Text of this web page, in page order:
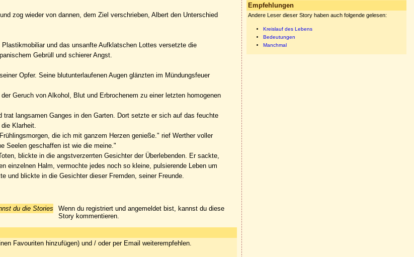
zog wieder von dannen, dem Ziel verschrieben, Albert den Unterschied
und das unsanfte Aufklatschen Lottes versetzte die
Gebrüll und schierer Angst.
Opfer. Seine blutunterlaufenen Augen glänzten im Mündungsfeuer
Geruch von Alkohol, Blut und Erbrochenem zu einer letzten homogenen
langsamen Ganges in den Garten. Dort setzte er sich auf das feuchte
Klarheit.
die ich mit ganzem Herzen genieße." rief Werther voller
Seelen geschaffen ist wie die meine."
blickte in die angstverzerrten Gesichter der Überlebenden. Er sackte,
einzelnen Halm, vermochte jedes noch so kleine, pulsierende Leben um
und blickte in die Gesichter dieser Fremden, seiner Freunde.
du die Stories
Wenn du registriert und angemeldet bist, kannst du diese
Story kommentieren.
Favouriten hinzufügen) und / oder per Email weiterempfehlen.
Empfehlungen
Andere Leser dieser Story haben auch folgende gelesen:
Kreislauf des Lebens
Bedeutungen
Manchmal